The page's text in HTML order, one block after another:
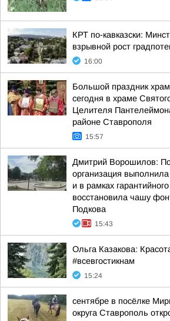
КРТ по-кавказски:
взрывной рост
16:00
Большой праздник
сегодня в храме
Целителя
районе Ставрополя
15:57
Дмитрий Ворошилов:
организация
и в рамках
восстановила чашу
Подкова
15:43
Ольга Казакова:
#всевгостикнам
15:24
сентябре в посёлке
округа Ставрополь